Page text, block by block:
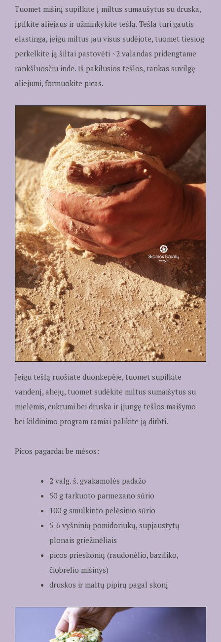
Tuomet mišinį supilkite į miltus sumaušytus su druska,
įpilkite aliejaus ir užminkykite tešlą. Tešla turi gautis
elastinga, jeigu miltus jau visus sudėjote, tuomet tiesiog
perkelkite ją šiltai pastovėti ~2 valandas pridengtame
rankšluosčiu inde. Iš pakilusios tešlos, rankas suvilgę
aliejumi, formuokite picas.
Jeigu tešlą ruošiate duonkepėje, tuomet supilkite
vandenį, aliejų, tuomet sudėkite miltus sumaišytus su
mielėmis, cukrumi bei druska ir įjungę tešlos maišymo
bei kildinimo program ramiai palikite ją dirbti.
Picos pagardai be mėsos:
2 valg. š. gvakamolės padažo
50 g tarkuoto parmezano sūrio
100 g smulkinto pelėsinio sūrio
5-6 vyšninių pomidoriukų, supjaustytų
plonais griežinėliais
picos prieskonių (raudonėlio, baziliko,
čiobrelio mišinys)
druskos ir maltų pipirų pagal skonį